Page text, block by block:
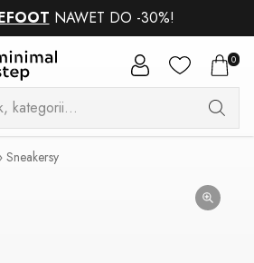
NAWET DO -30%!
0
Sneakersy